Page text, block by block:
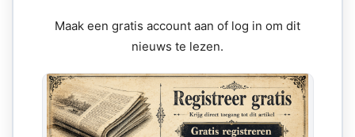
Maak een gratis account aan of log in om dit
nieuws te lezen.